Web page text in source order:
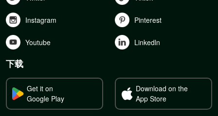
Instagram Pinterest
Youtube Linkedln
下载
Get it on
Google Play
Download on the
App Store